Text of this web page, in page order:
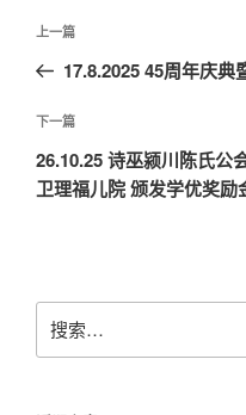
文
导
航
上
一
文
章
上一篇
17.8.2025 45周年庆典
下
一
篇
下一篇
26.10.25 诗巫颍川陈氏公
卫理福儿院 颁发学优奖励
搜
索：